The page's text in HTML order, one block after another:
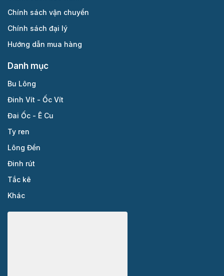
Chính sách vận chuyển
Chính sách đại lý
Hướng dẫn mua hàng
Danh mục
Bu Lông
Đinh Vít - Ốc Vít
Đai Ốc - Ê Cu
Ty ren
Lông Đền
Đinh rút
Tắc kê
Khác